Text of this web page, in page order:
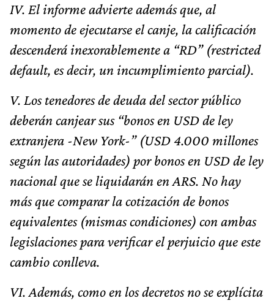
IV. El informe advierte además que, al
momento de ejecutarse el canje, la calificación
descenderá inexorablemente a “RD” (restricted
default, es decir, un incumplimiento parcial).
V. Los tenedores de deuda del sector público
deberán canjear sus “bonos en USD de ley
extranjera -New York-” (USD 4.000 millones
según las autoridades) por bonos en USD de ley
nacional que se liquidarán en ARS. No hay
más que comparar la cotización de bonos
equivalentes (mismas condiciones) con ambas
legislaciones para verificar el perjuicio que este
cambio conlleva.
VI. Además, como en los decretos no se explícita